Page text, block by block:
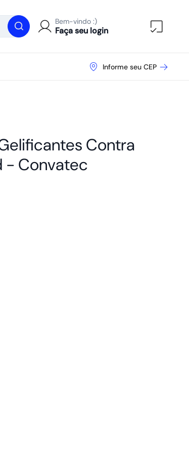
Bem-vindo :)
Faça seu login Abrir
Informe seu CEP
Contra
- Convatec